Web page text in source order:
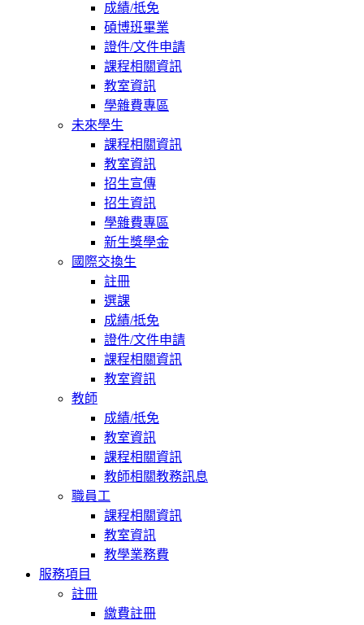
成績/抵免
碩博班畢業
證件/文件申請
課程相關資訊
教室資訊
學雜費專區
未來學生
課程相關資訊
教室資訊
招生宣傳
招生資訊
學雜費專區
新生獎學金
國際交換生
註冊
選課
成績/抵免
證件/文件申請
課程相關資訊
教室資訊
教師
成績/抵免
教室資訊
課程相關資訊
教師相關教務訊息
職員工
課程相關資訊
教室資訊
教學業務費
服務項目
註冊
繳費註冊